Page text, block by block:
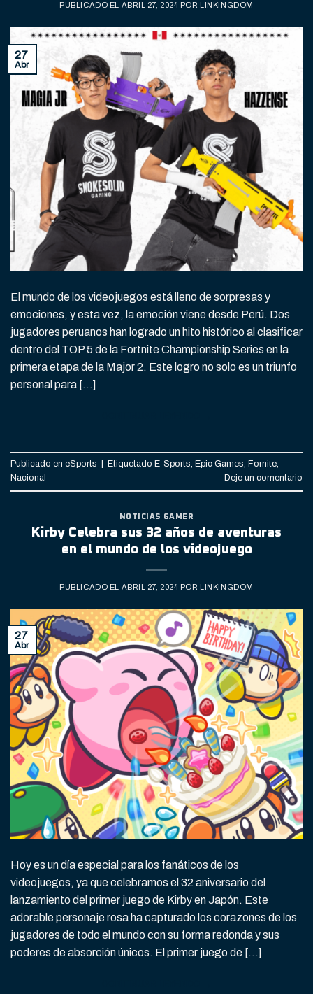
PUBLICADO EL ABRIL 27, 2024 POR LINKINGDOM
27
Abr
El mundo de los videojuegos está lleno de sorpresas y
emociones, y esta vez, la emoción viene desde Perú. Dos
jugadores peruanos han logrado un hito histórico al clasificar
dentro del TOP 5 de la Fortnite Championship Series en la
primera etapa de la Major 2. Este logro no solo es un triunfo
personal para […]
Publicado en eSports Etiquetado E-Sports, Epic Games, Fornite,
Nacional
Deje un comentario
NOTICIAS GAMER
Kirby Celebra sus 32 años de aventuras
en el mundo de los videojuego
PUBLICADO EL ABRIL 27, 2024 POR LINKINGDOM
27
Abr
Hoy es un día especial para los fanáticos de los
videojuegos, ya que celebramos el 32 aniversario del
lanzamiento del primer juego de Kirby en Japón. Este
adorable personaje rosa ha capturado los corazones de los
jugadores de todo el mundo con su forma redonda y sus
poderes de absorción únicos. El primer juego de […]